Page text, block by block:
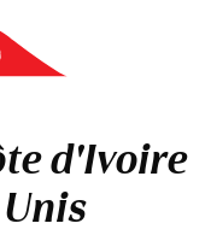
d'Ivoire